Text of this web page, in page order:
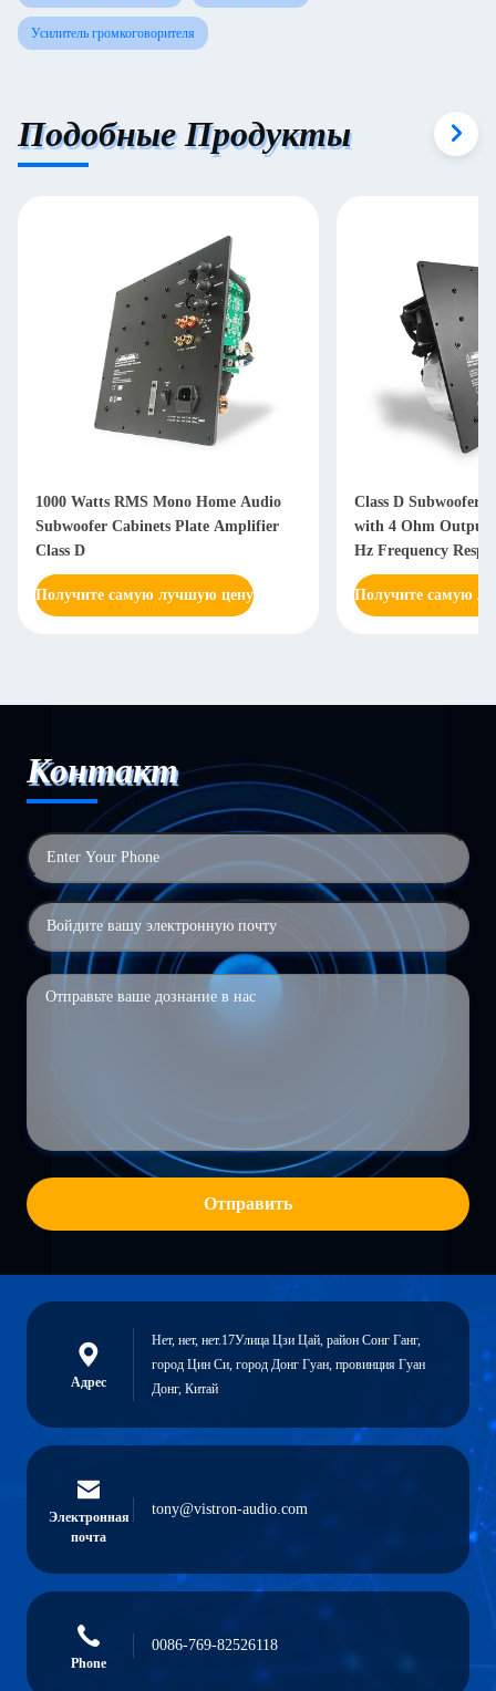
Усилитель громкоговорителя
Подобные Продукты
1000 Watts RMS Mono Home Audio
Subwoofer Cabinets Plate Amplifier
Class D
Получите самую лучшую цену
Class D Subwoofer
with 4 Ohm Output
Hz Frequency
Power Supply
Получите самую
Контакт
Отправить
Адрес
Нет, нет, нет.17Улица Цзи Цай, район Сонг Ганг,
город Цин Си, город Донг Гуан, провинция Гуан
Донг, Китай
Электронная
почта
tony@vistron-audio.com
Phone
0086-769-82526118